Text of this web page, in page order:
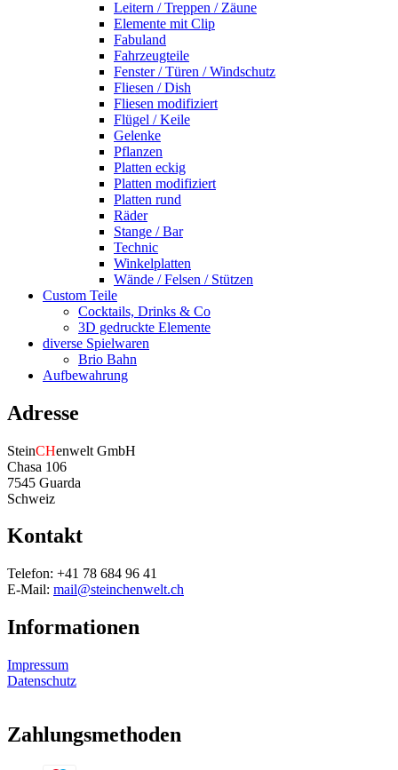
Leitern / Treppen / Zäune
Elemente mit Clip
Fabuland
Fahrzeugteile
Fenster / Türen / Windschutz
Fliesen / Dish
Fliesen modifiziert
Flügel / Keile
Gelenke
Pflanzen
Platten eckig
Platten modifiziert
Platten rund
Räder
Stange / Bar
Technic
Winkelplatten
Wände / Felsen / Stützen
Custom Teile
Cocktails, Drinks & Co
3D gedruckte Elemente
diverse Spielwaren
Brio Bahn
Aufbewahrung
Adresse
SteinCHenwelt GmbH
Chasa 106
7545 Guarda
Schweiz
Kontakt
Telefon: +41 78 684 96 41
E-Mail: mail@steinchenwelt.ch
Informationen
Impressum
Datenschutz
Zahlungsmethoden